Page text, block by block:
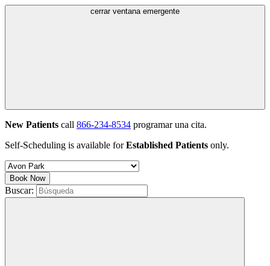
cerrar ventana emergente
New Patients call 866-234-8534 programar una cita.
Self-Scheduling is available forEstablished Patients only.
Book Now
Buscar: